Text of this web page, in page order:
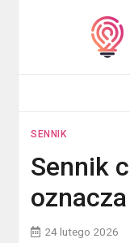
SENNIK
Sennik
24 lutego 2026